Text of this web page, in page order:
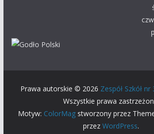
Prawa autorskie © 2026 Zespół Szkół
Wszystkie prawa
Motyw: ColorMagstworzony przez
przezWordPress.